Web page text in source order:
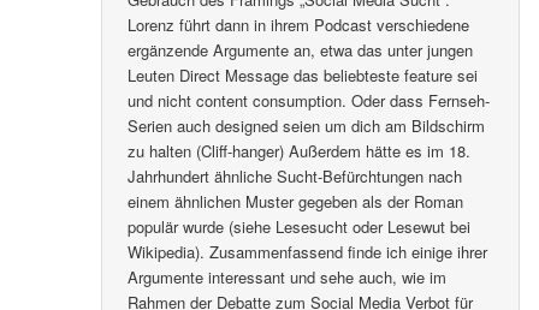
Lorenz führt dann in ihrem Podcast verschiedene
ergänzende Argumente an, etwa das unter jungen
Leuten Direct Message das beliebteste feature sei
und nicht content consumption. Oder dass Fernseh-
Serien auch designed seien um dich am Bildschirm
zu halten (Cliff-hanger) Außerdem hätte es im 18.
Jahrhundert ähnliche Sucht-Befürchtungen nach
einem ähnlichen Muster gegeben als der Roman
populär wurde (siehe Lesesucht oder Lesewut bei
Wikipedia). Zusammenfassend finde ich einige ihrer
Argumente interessant und sehe auch, wie im
Rahmen der Debatte zum Social Media Verbot für